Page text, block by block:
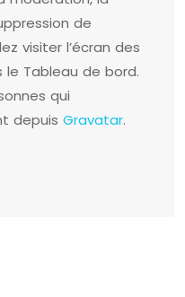
de
visiter l’écran des
Tableau de bord.
qui
depuisGravatar.